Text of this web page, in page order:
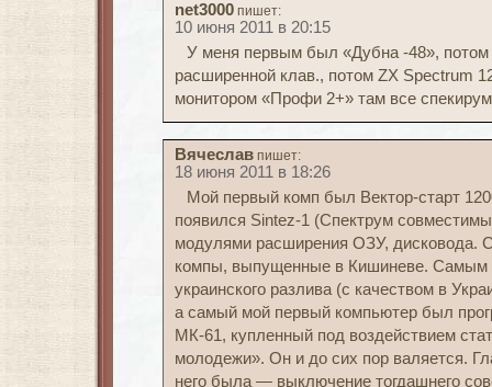
net3000 пишет:
10 июня 2011 в 20:15
У меня первым был «Дубна -48»,
расширенной клав., потом ZX Spectrum
монитором «Профи 2+» там все
Вячеслав пишет:
18 июня 2011 в 18:26
Мой первый комп был Вектор-старт
появился Sintez-1 (Спектрум
модулями расширения ОЗУ,
компы, выпущенные в Кишиневе. Самым
украинского разлива (с качеством в
а самый мой первый компьютер был
МК-61, купленный под воздействием
молодежи». Он и до сих пор валяется.
него была — выключение тогдашнего